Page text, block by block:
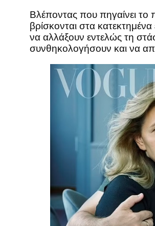
Βλέποντας που πηγαίνει το
βρίσκονται στα
να αλλάξουν εντελώς τη
συνθηκολογήσουν και να